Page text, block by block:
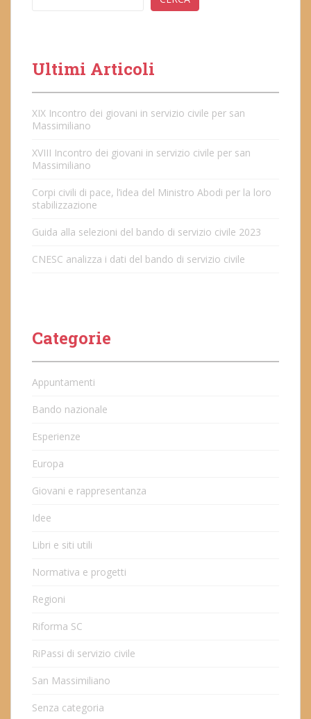
Ultimi Articoli
XIX Incontro dei giovani in servizio civile per san
Massimiliano
XVIII Incontro dei giovani in servizio civile per san
Massimiliano
Corpi civili di pace, l’idea del Ministro Abodi per la loro
stabilizzazione
Guida alla selezioni del bando di servizio civile 2023
CNESC analizza i dati del bando di servizio civile
Categorie
Appuntamenti
Bando nazionale
Esperienze
Europa
Giovani e rappresentanza
Idee
Libri e siti utili
Normativa e progetti
Regioni
Riforma SC
RiPassi di servizio civile
San Massimiliano
Senza categoria